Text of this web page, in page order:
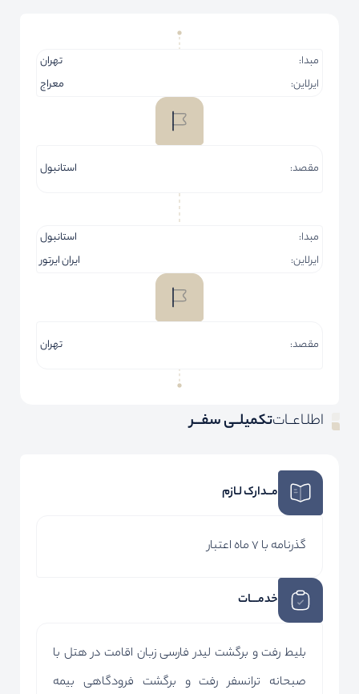
مبدا:
تهران
ایرلاین:
معراج
مقصد: استانبول
مبدا:
استانبول
ایرلاین:
ایران ایرتور
مقصد: تهران
اطلـاعــاتتکمیلــی سفـــر
مــدارک لـازم
گذرنامه با 7 ماه اعتبار
خدمـــات
بلیط رفت و برگشت لیدر فارسی زبان اقامت در هتل با
صبحانه ترانسفر رفت و برگشت فرودگاهی بیمه